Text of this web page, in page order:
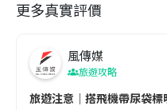
更多真實評價
風傳媒
旅遊攻略
旅遊注意｜搭飛機帶尿袋